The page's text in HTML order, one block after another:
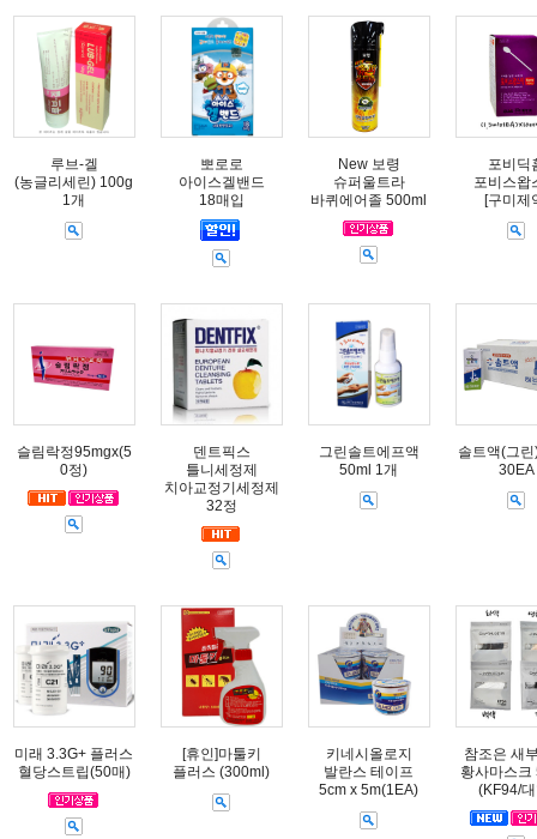
루브-겔
(농글리세린) 100g
1개
뽀로로
아이스겔밴드
18매입
New 보령
슈퍼울트라
바퀴에어졸 500ml
포비딕
포비스왑
[구미제
슬림락정95mgx(5
0정)
덴트픽스
틀니세정제
치아교정기세정제
32정
그린솔트에프액
50ml 1개
솔트액(그
30EA
미래 3.3G+ 플러스
혈당스트립(50매)
[휴인]마툴키
플러스 (300ml)
키네시올로지
발란스 테이프
5cm x 5m(1EA)
참조은 새
황사마스크
(KF94/